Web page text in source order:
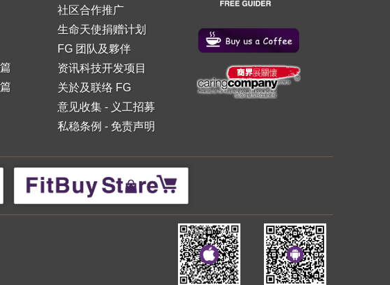
社区合作推广
生命天使捐赠计划
FG 团队及夥伴
资讯科技开发项目
关於及联络 FG
意见收集- 义工招募
私稳条例 - 免责声明